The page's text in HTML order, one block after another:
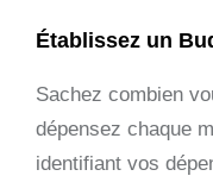
Établissez un
Sachez combien
dépensez chaque
identifiant vos